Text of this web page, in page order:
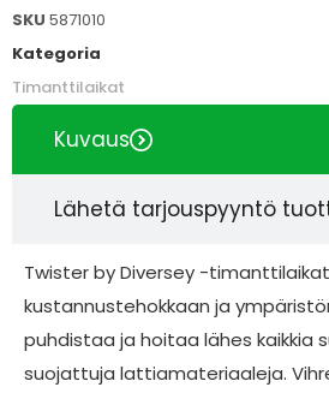
SKU 5871010
Kategoria
Timanttilaikat
Kuvaus
Lähetä tarjouspyyntö
Twister by Diversey -
kustannustehokkaan ja
puhdistaa ja hoitaa lähes kaikkia
suojattuja lattiamateriaaleja.